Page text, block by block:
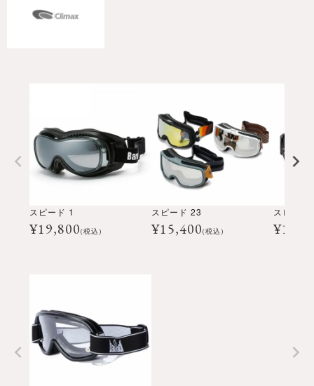
スピード 1
¥19,800(税込)
スピード 23
¥15,400(税込) ¥